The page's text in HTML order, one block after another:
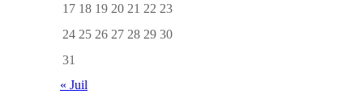
17 18 19 20 21 22 23
24 25 26 27 28 29 30
31
« Juil